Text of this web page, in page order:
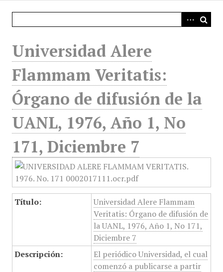
Universidad Alere
Flammam Veritatis:
Órgano de difusión de la
UANL, 1976, Año 1, No
171, Diciembre 7
Título:
Universidad Alere Flammam
Veritatis: Órgano de difusión de
la UANL, 1976, Año 1, No 171,
Diciembre 7
Descripción:
El periódico Universidad, el cual
comenzó a publicarse a partir